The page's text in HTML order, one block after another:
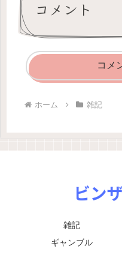
コメント
コメ
ホーム 雑記
雑記
ギャンブル